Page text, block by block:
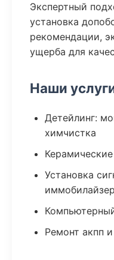
Экспертный
установка
рекомендации,
ущерба для
Наши
Детейлинг:
химчистка
Установка
Ремонт акпп